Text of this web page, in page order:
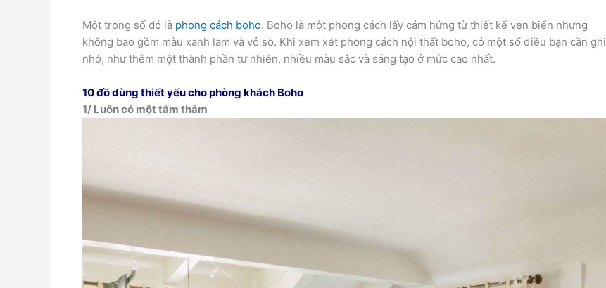
Một trong số đó là phong cách boho. Boho là một phong cách lấy cảm hứng từ thiết kế ven biển nhưng
không bao gồm màu xanh lam và vỏ sò. Khi xem xét phong cách nội thất boho, có một số điều bạn cần ghi
nhớ, như thêm một thành phần tự nhiên, nhiều màu sắc và sáng tạo ở mức cao nhất.
10 đồ dùng thiết yếu cho phòng khách Boho
1/ Luôn có một tấm thảm